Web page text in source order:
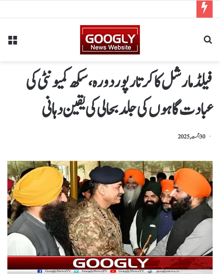
فیلڈ مارشل کا کرتارپور دورہ، سکھ کمیونٹی کی
عبادت گاہوں کی جلد بحالی کی یقین دہانی
30 اگست, 2025